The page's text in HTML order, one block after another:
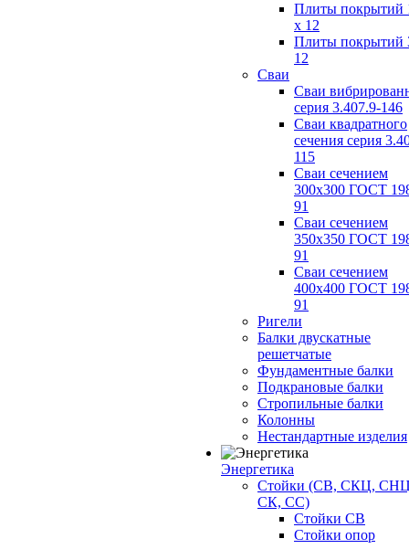
Плиты покрытий
x 12
Плиты покрытий
12
Сваи
Сваи
серия 3.407.9-146
Сваи квадратного
сечения серия
115
Сваи сечением
300х300 ГОСТ
91
Сваи сечением
350х350 ГОСТ
91
Сваи сечением
400х400 ГОСТ
91
Ригели
Балки двускатные
решетчатые
Фундаментные балки
Подкрановые балки
Стропильные балки
Колонны
Нестандартные изделия
Энергетика
Стойки (СВ, СКЦ,
СК, СС)
Стойки СВ
Стойки опор